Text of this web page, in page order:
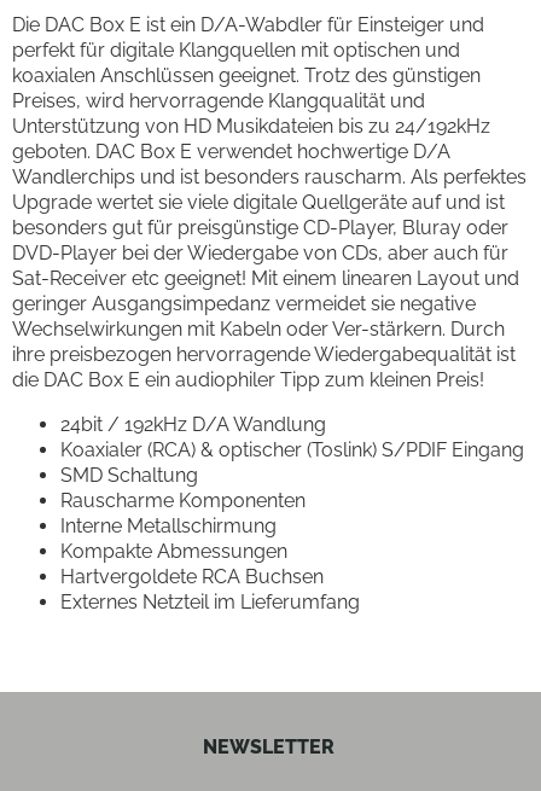
Die DAC Box E ist ein D/A-Wabdler für Einsteiger und
perfekt für digitale Klangquellen mit optischen und
koaxialen Anschlüssen geeignet. Trotz des günstigen
Preises, wird hervorragende Klangqualität und
Unterstützung von HD Musikdateien bis zu 24/192kHz
geboten. DAC Box E verwendet hochwertige D/A
Wandlerchips und ist besonders rauscharm. Als perfektes
Upgrade wertet sie viele digitale Quellgeräte auf und ist
besonders gut für preisgünstige CD-Player, Bluray oder
DVD-Player bei der Wiedergabe von CDs, aber auch für
Sat-Receiver etc geeignet! Mit einem linearen Layout und
geringer Ausgangsimpedanz vermeidet sie negative
Wechselwirkungen mit Kabeln oder Ver-stärkern. Durch
ihre preisbezogen hervorragende Wiedergabequalität ist
die DAC Box E ein audiophiler Tipp zum kleinen Preis!
24bit / 192kHz D/A Wandlung
Koaxialer (RCA) & optischer (Toslink) S/PDIF Eingang
SMD Schaltung
Rauscharme Komponenten
Interne Metallschirmung
Kompakte Abmessungen
Hartvergoldete RCA Buchsen
Externes Netzteil im Lieferumfang
NEWSLETTER